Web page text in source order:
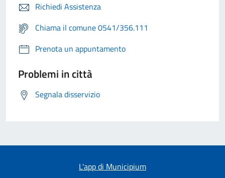
Richiedi Assistenza
Chiama il comune 0541/356.111
Prenota un appuntamento
Problemi in città
Segnala disservizio
L'app di Municipium